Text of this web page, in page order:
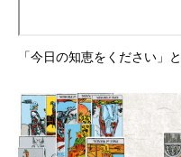
「今日の知恵をください」